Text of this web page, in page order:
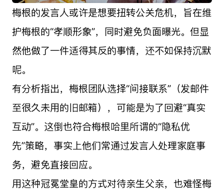
梅根的发言人或许是想要扭转公关危机，旨在维
护梅根的“孝顺形象”，同时避免负面曝光。但显
然他做了一件适得其反的事情，还不如保持沉默
呢。
有分析指出，梅根团队选择“间接联系”（发邮件
至很久未用的旧邮箱），可能是为了回避“真实
互动”。这倒也符合梅根哈里所谓的“隐私优
先”策略，事实上他们常通过发言人处理家庭事
务，避免直接回应。
用这种冠冕堂皇的方式对待亲生父亲，也难怪梅